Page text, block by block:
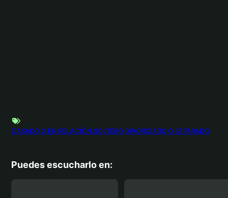
CASADO O EN RELACIÓN SOLTERO DIVORCIADO O SEPARADO
Puedes escucharlo en: